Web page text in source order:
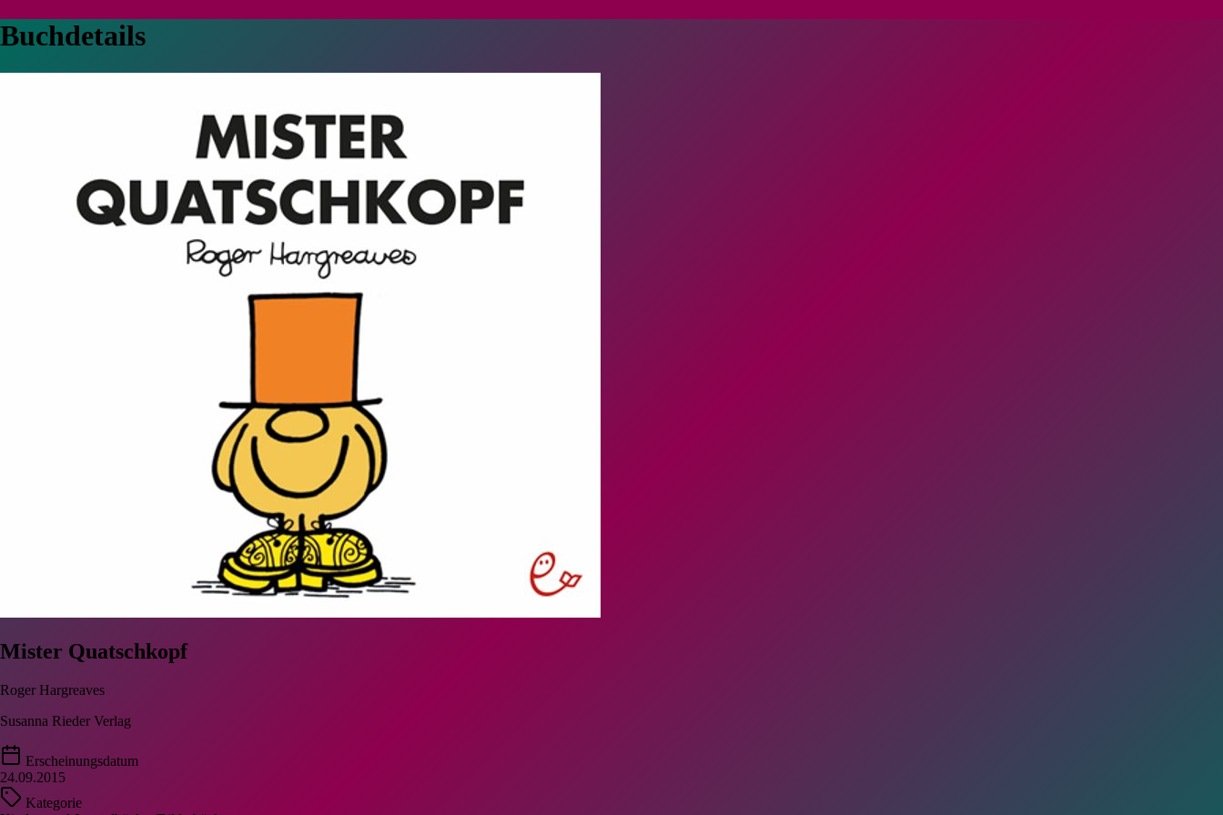
Buchdetails
Mister Quatschkopf
Roger Hargreaves
Susanna Rieder Verlag
Erscheinungsdatum
24.09.2015
Kategorie